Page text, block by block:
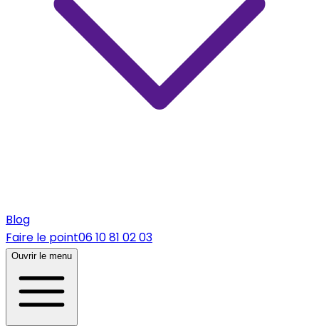
Blog
Faire le point06 10 81 02 03
Ouvrir le menu